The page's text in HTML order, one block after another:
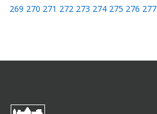
269 270 271 272 273 274 275 276 277